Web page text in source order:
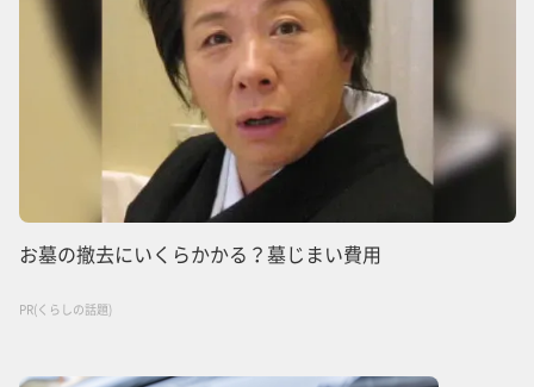
お墓の撤去にいくらかかる？墓じまい費用
PR(くらしの話題)